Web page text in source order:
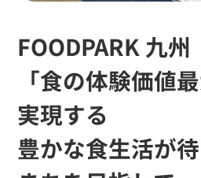
FOODPARK 九州
「食の体験価値
実現する
豊かな食生活が